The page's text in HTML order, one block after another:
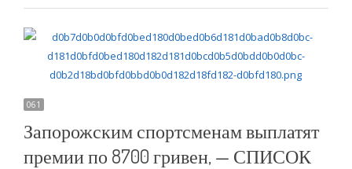
061
Запорожским спортсменам выплатят
премии по 8700 гривен, — СПИСОК